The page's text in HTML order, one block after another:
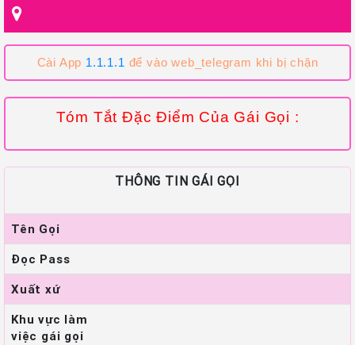
Cài App 1.1.1.1 để vào web_telegram khi bị chặn
Tóm Tắt Đặc Điểm Của Gái Gọi :
THÔNG TIN GÁI GỌI
Tên Gọi
Đọc Pass
Xuất xứ
Khu vực làm
việc gái gọi